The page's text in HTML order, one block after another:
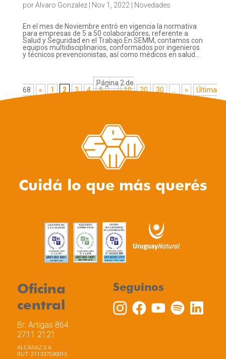
porAlvaro Gonzalez| Nov 1, 2022 Novedades
En el mes de Noviembre entró en vigencia la normativa
para empresas de 5 a 50 colaboradores, referente a
Salud y Seguridad en el Trabajo.En SEMM, contamos con
equipos multidisciplinarios, conformados por ingenieros
y técnicos prevencionistas, así como médicos en salud...
Página 2 de
68
« 1 2 3 4 5 ... 10 20 30 »
Última
Cuidá lo que más querés
Oficina
central
Br. Artigas 864
2711 2121
ALCARAZ S.A
RUT: 211337530015
Seguinos